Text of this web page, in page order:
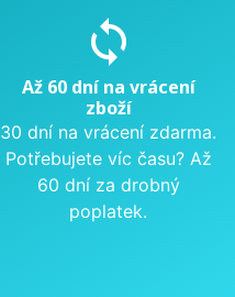
sync
Až 60 dní na vrácení
zboží
30 dní na vrácení zdarma.
Potřebujete víc času? Až
60 dní za drobný
poplatek.